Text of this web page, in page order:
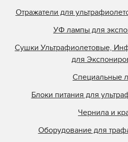
Prime UV
Quality
Research
Samlink
Singulus
Southern
Specialty
Отражатели для
УФ лампы для
Сушки Ультрафиолетовые,
для
Специальные
Блоки питания для
Чернила и
Оборудование для